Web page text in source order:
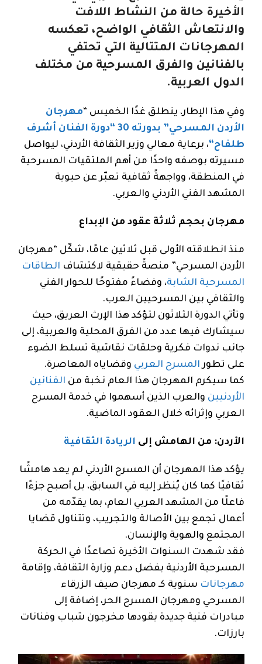
الأخيرة حالة من النشاط اللافت
والانتعاش الثقافي الواضح، تعكسه
المهرجانات المتتالية التي تحتفي
بالفنانين والفرق المسرحية من مختلف
الدول العربية.
وفي هذا الإطار، ينطلق غدًا الخميس “مهرجان
الأردن المسرحي” بدورته 30 “دورة الفنان
أشرف
طلفاح“، برعاية معالي وزير الثقافة الأردني، ليواصل
مسيرته بوصفه واحدًا من أهم الملتقيات المسرحية
في المنطقة، وواجهةً ثقافية تعبّر عن حيوية
المشهد الفني الأردني والعربي.
مهرجان بحجم ثلاثة عقود من الإبداع
منذ انطلاقته الأولى قبل ثلاثين عامًا، شكّل “مهرجان
الأردن المسرحي” منصةً حقيقية لاكتشاف الطاقات
المسرحية الشابة، وفضاءً مفتوحًا للحوار الفني
والثقافي بين المسرحيين العرب.
وتأتي الدورة الثلاثون لتؤكد هذا الإرث العريق، حيث
سيشارك فيها عدد من الفرق المحلية والعربية، إلى
جانب ندوات فكرية وحلقات نقاشية تسلط الضوء
على تطورالمسرح العربي وقضاياه المعاصرة.
كما سيكرم المهرجان هذا العام نخبة من الفنانين
الأردنيين والعرب الذين أسهموا في خدمة المسرح
العربي وإثرائه خلال العقود الماضية.
الأردن: من الهامش إلى الريادة الثقافية
يؤكد هذا المهرجان أن المسرح الأردني لم يعد هامشًا
ثقافيًا كما كان يُنظر إليه في السابق، بل أصبح جزءًا
فاعلًا من المشهد العربي العام، بما يقدّمه من
أعمال تجمع بين الأصالة والتجريب، وتتناول قضايا
المجتمع والهوية والإنسان.
فقد شهدت السنوات الأخيرة تصاعدًا في الحركة
المسرحية الأردنية بفضل دعم وزارة الثقافة، وإقامة
مهرجانات سنوية كـ مهرجان صيف الزرقاء
المسرحي ومهرجان المسرح الحر، إضافة إلى
مبادرات فنية جديدة يقودها مخرجون شباب وفنانات
بارزات.